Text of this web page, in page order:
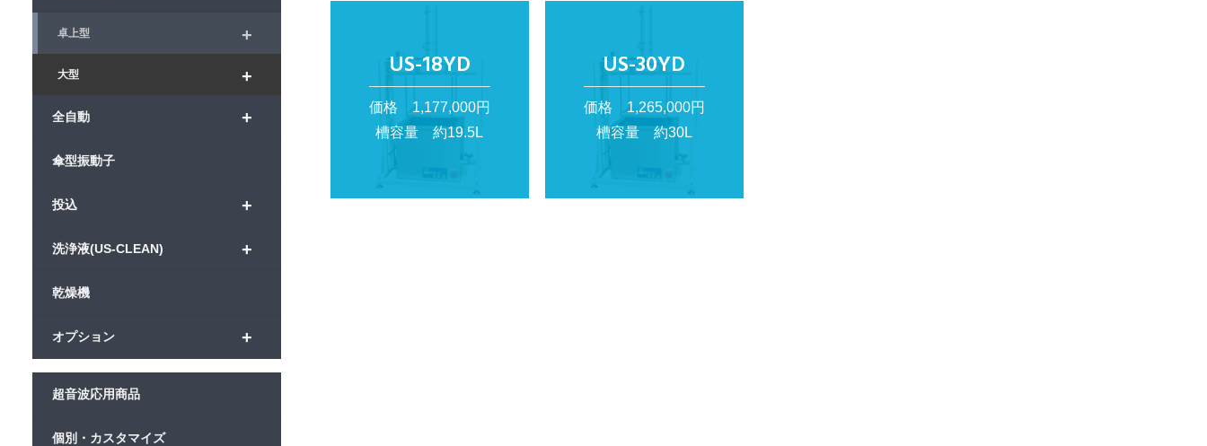
US-18YD
価格 1,177,000円
槽容量 約19.5L
US-30YD
価格 1,265,000円
槽容量 約30L
+
卓上型
+
大型
+
全自動
傘型振動子
+
投込
+
洗浄液(US-CLEAN)
乾燥機
+
オプション
超音波応用商品
個別・カスタマイズ